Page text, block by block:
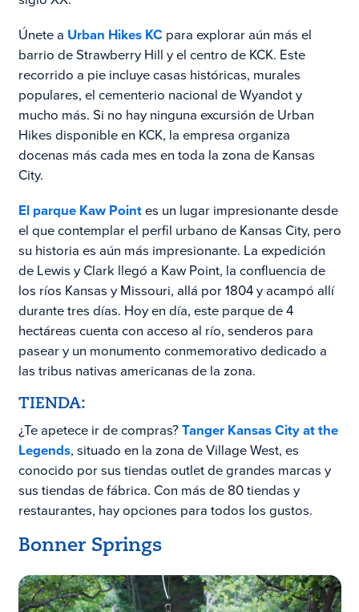
Únete a Urban Hikes KC para explorar aún más el
barrio de Strawberry Hill y el centro de KCK. Este
recorrido a pie incluye casas históricas, murales
populares, el cementerio nacional de Wyandot y
mucho más. Si no hay ninguna excursión de Urban
Hikes disponible en KCK, la empresa organiza
docenas más cada mes en toda la zona de Kansas
City.
El parque Kaw Pointes un lugar impresionante desde
el que contemplar el perfil urbano de Kansas City, pero
su historia es aún más impresionante. La expedición
de Lewis y Clark llegó a Kaw Point, la confluencia de
los ríos Kansas y Missouri, allá por 1804 y acampó allí
durante tres días. Hoy en día, este parque de 4
hectáreas cuenta con acceso al río, senderos para
pasear y un monumento conmemorativo dedicado a
las tribus nativas americanas de la zona.
TIENDA:
¿Te apetece ir de compras?Tanger Kansas City at the
Legends, situado en la zona de Village West, es
conocido por sus tiendas outlet de grandes marcas y
sus tiendas de fábrica. Con más de 80 tiendas y
restaurantes, hay opciones para todos los gustos.
Bonner Springs